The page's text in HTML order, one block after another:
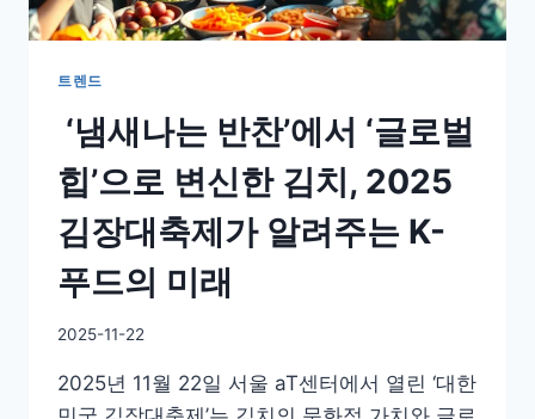
트렌드
‘냄새나는 반찬’에서 ‘글로벌
힙’으로 변신한 김치, 2025
김장대축제가 알려주는 K-
푸드의 미래
By
이
슈
2025-11-22
2025년 11월 22일 서울 aT센터에서 열린 ‘대한